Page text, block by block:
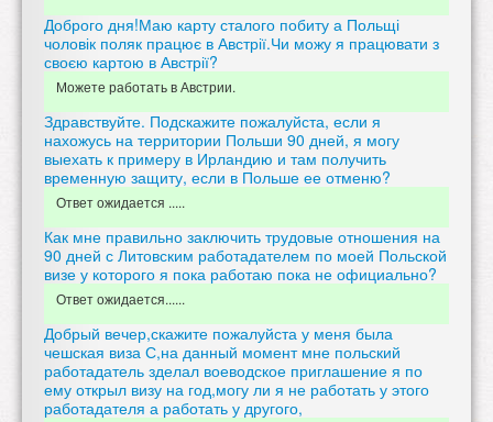
Доброго дня!Маю карту сталого побиту а Польщі
чоловік поляк працює в Австрії.Чи можу я працювати з
своєю картою в Австрії?
Можете работать в Австрии.
Здравствуйте. Подскажите пожалуйста, если я
нахожусь на территории Польши 90 дней, я могу
выехать к примеру в Ирландию и там получить
временную защиту, если в Польше ее отменю?
Ответ ожидается .....
Как мне правильно заключить трудовые отношения на
90 дней с Литовским работадателем по моей Польской
визе у которого я пока работаю пока не официально?
Ответ ожидается......
Добрый вечер,скажите пожалуйста у меня была
чешская виза С,на данный момент мне польский
работадатель зделал воеводское приглашение я по
ему открыл визу на год,могу ли я не работать у этого
работадателя а работать у другого,